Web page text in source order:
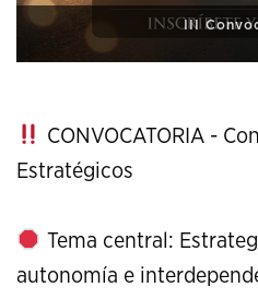
XI Conference
CONVOCATORIA -
Estratégicos
Tema central:
autonomía e